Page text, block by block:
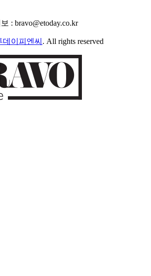
: bravo@etoday.co.kr
데이피엔씨 . All rights reserved